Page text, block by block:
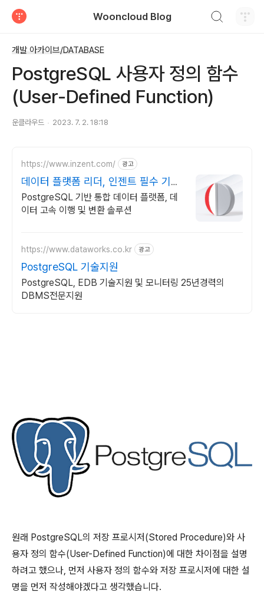
Wooncloud Blog
개발 아카이브/DATABASE
PostgreSQL 사용자 정의 함수
(User-Defined Function)
운클라우드 2023. 7. 2. 18:18
https://www.inzent.com/ 광고
데이터 플랫폼 리더, 인젠트 필수 기능
통합 제공
PostgreSQL 기반 통합 데이터 플랫폼, 데
이터 고속 이행 및 변환 솔루션
https://www.dataworks.co.kr 광고
PostgreSQL 기술지원
PostgreSQL, EDB 기술지원 및 모니터링 25년경력의
DBMS전문지원
원래 PostgreSQL의 저장 프로시저(Stored Procedure)와 사
용자 정의 함수(User-Defined Function)에 대한 차이점을 설명
하려고 했으나, 먼저 사용자 정의 함수와 저장 프로시저에 대한 설
명을 먼저 작성해야겠다고 생각했습니다.